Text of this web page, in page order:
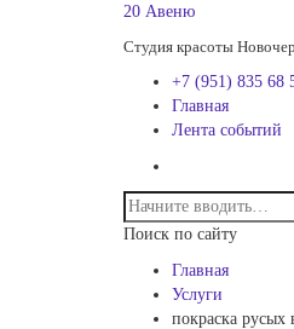
20 Авеню
Студия красоты
+7 (951) 835 68
Главная
Лента событий
Поиск по сайту
Главная
Услуги
покраска